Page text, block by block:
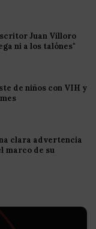
Juan Villoro
ni a los talónes"
de niños con VIH y
clara advertencia
marco de su